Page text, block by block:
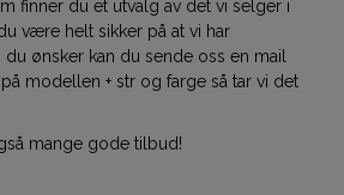
finner du et utvalg av det vi selger i
være helt sikker på at vi har
ønsker kan du sende oss en mail
modellen + str og farge så tar vi det
mange gode tilbud!